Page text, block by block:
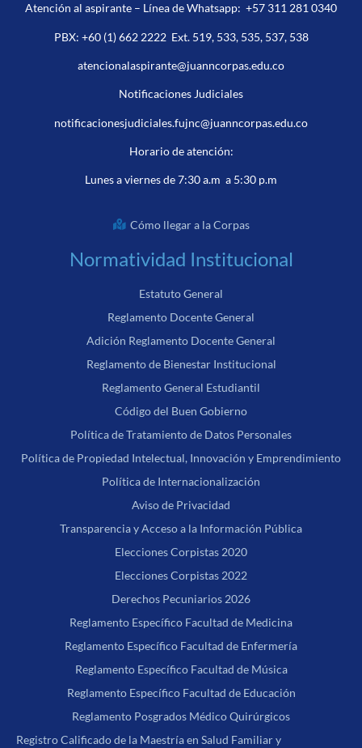
Atención al aspirante – Línea de Whatsapp: +57 311 281 0340
PBX: +60 (1) 662 2222Ext. 519, 533, 535, 537, 538
atencionalaspirante@juanncorpas.edu.co
Notificaciones Judiciales
notificacionesjudiciales.fujnc@juanncorpas.edu.co
Horario de atención:
Lunes a viernes de 7:30 a.m a 5:30 p.m
Cómo llegar a la Corpas
Normatividad Institucional
Estatuto General
Reglamento Docente General
Adición Reglamento Docente General
Reglamento de Bienestar Institucional
Reglamento General Estudiantil
Código del Buen Gobierno
Política de Tratamiento de Datos Personales
Política de Propiedad Intelectual, Innovación y Emprendimiento
Política de Internacionalización
Aviso de Privacidad
Transparencia y Acceso a la Información Pública
Elecciones Corpistas 2020
Elecciones Corpistas 2022
Derechos Pecuniarios 2026
Reglamento Específico Facultad de Medicina
Reglamento Específico Facultad de Enfermería
Reglamento Específico Facultad de Música
Reglamento Específico Facultad de Educación
Reglamento Posgrados Médico Quirúrgicos
Registro Calificado de la Maestría en Salud Familiar y